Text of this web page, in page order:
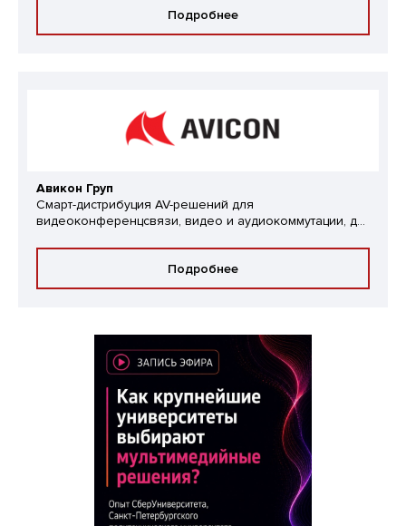
Подробнее
Авикон Груп
Смарт-дистрибуция AV-решений для
видеоконференцсвязи, видео и аудиокоммутации, д...
Подробнее